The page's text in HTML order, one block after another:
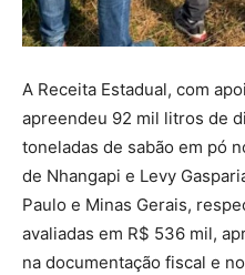
A Receita Estadual, com
apreendeu 92 mil litros de
toneladas de sabão em pó
de Nhangapi e Levy
Paulo e Minas Gerais,
avaliadas em R$ 536 mil,
na documentação fiscal e